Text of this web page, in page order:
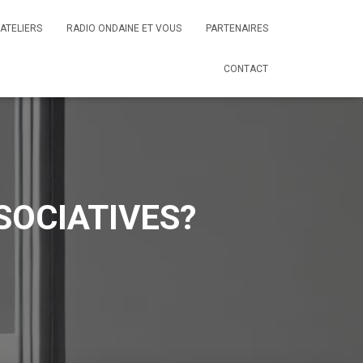
ATELIERS RADIO ONDAINE ET VOUS PARTENAIRES
CONTACT